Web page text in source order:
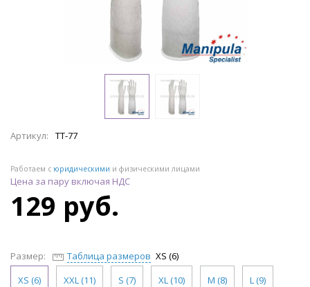
Артикул: TT-77
Работаем с юридическими и физическими лицами
Цена за пару включая НДС
129 руб.
Размер: Таблица размеров XS (6)
XS (6)
XXL (11) S (7) XL (10) M (8) L (9)